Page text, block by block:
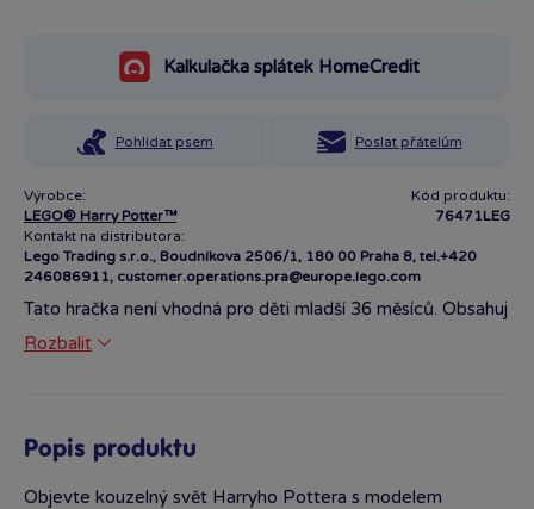
Kalkulačka splátek HomeCredit
Pohlídat psem Poslat přátelům
Výrobce:
LEGO® Harry Potter™
Kód produktu:
76471LEG
Kontakt na distributora:
Lego Trading s.r.o., Boudníkova 2506/1, 180 00 Praha 8, tel.+420
246086911, customer.operations.pra@europe.lego.com
Tato hračka není vhodná pro děti mladší 36 měsíců. Obsahuj
malé části, kteeré mohou být vdechnuty nebo polknuty.
Hračka je ve shodě se základními požadavky na
Rozbalit
Popis produktu
Objevte kouzelný svět Harryho Pottera s modelem